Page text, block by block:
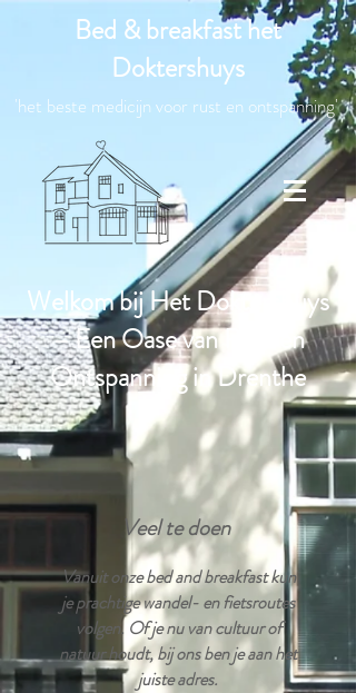
Bed & breakfast het
Doktershuys
'het beste medicijn voor rust en ontspanning'
Welkom bij Het Doktershuys
– Een Oase van Rust en
Ontspanning in Drenthe
Veel te doen
Vanuit onze bed and breakfast kun
je prachtige wandel- en fietsroutes
volgen. Of je nu van cultuur of
natuur houdt, bij ons ben je aan het
juiste adres.​